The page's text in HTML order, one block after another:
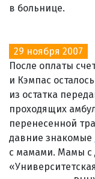
в больнице.
29 ноября 2007
После оплаты
и Кэмпас
из остатка
проходящих
перенесенной
давние знакомые
с мамами. Мамы с